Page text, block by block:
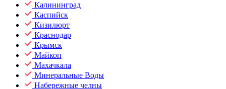
Калининград
Каспийск
Кизилюрт
Краснодар
Крымск
Майкоп
Махачкала
Минеральные Воды
Набережные челны